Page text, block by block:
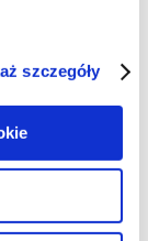
szczegóły